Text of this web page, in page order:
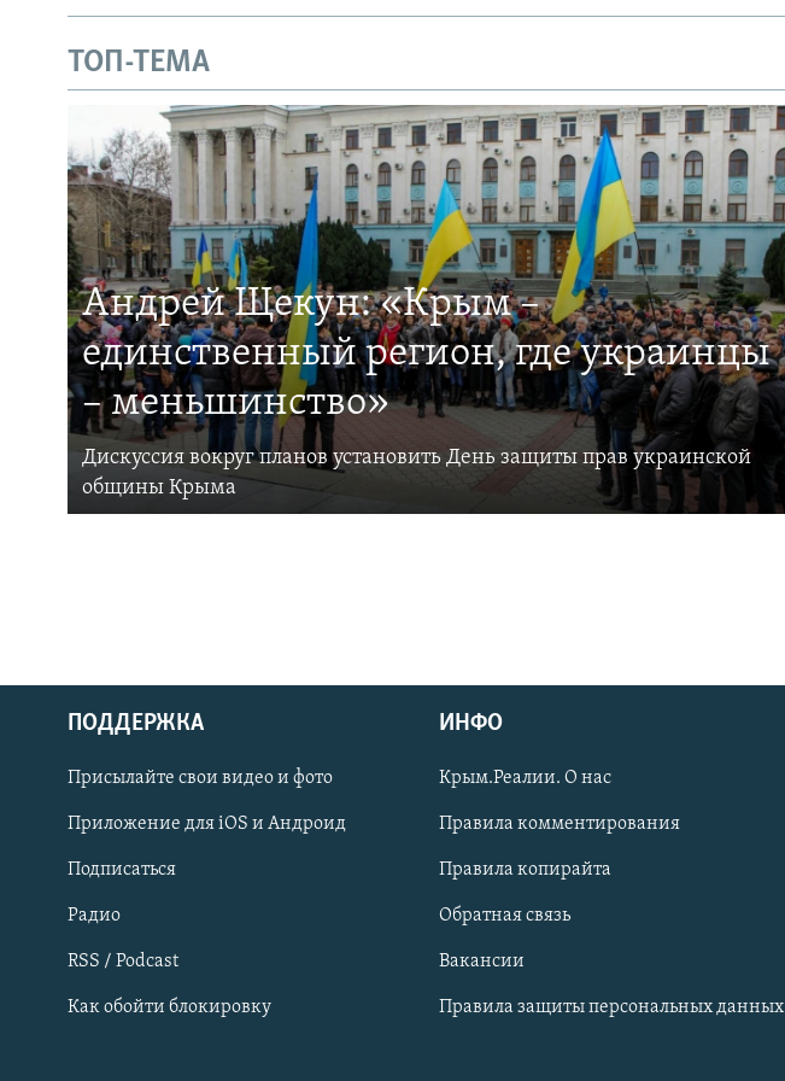
Українською
Qırımtatar
ПРИСОЕДИНЯЙТЕСЬ!
ТОП-ТЕМА
Андрей Щекун: «Крым –
единственный регион, где украинцы
– меньшинство»
Дискуссия вокруг планов установить День защиты прав украинской
общины Крыма
ПОДДЕРЖКА
Присылайте свои видео и фото
Приложение для iOS и Андроид
Подписаться
Радио
RSS / Podcast
Как обойти блокировку
ИНФО
Крым.Реалии. О нас
Правила комментирования
Правила копирайта
Обратная связь
Вакансии
Правила защиты персональных данных